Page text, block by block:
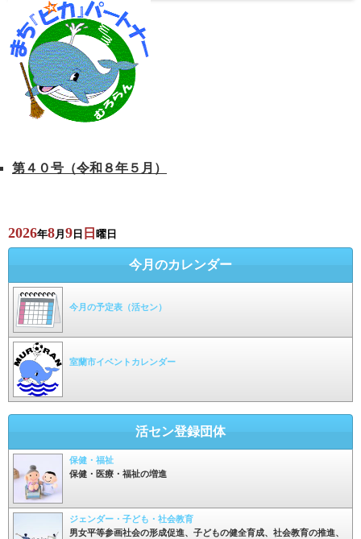
第４０号（令和８年５月）
2026年8月 9 日 日 曜日
今月のカレンダー
今月の予定表（活セン）
室蘭市イベントカレンダー
活セン登録団体
保健・福祉
保健・医療・福祉の増進
ジェンダー・子ども・社会教育
男女平等参画社会の形成促進、子どもの健全育成、社会教育の推進、